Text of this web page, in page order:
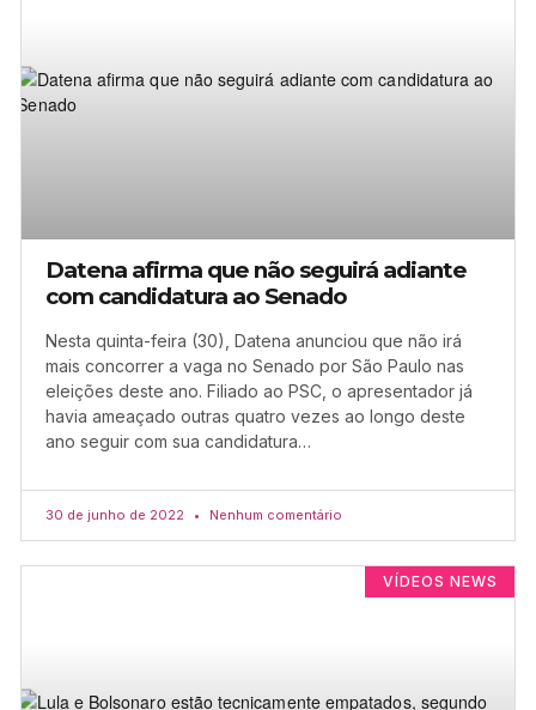
Datena afirma que não seguirá adiante
com candidatura ao Senado
Nesta quinta-feira (30), Datena anunciou que não irá
mais concorrer a vaga no Senado por São Paulo nas
eleições deste ano. Filiado ao PSC, o apresentador já
havia ameaçado outras quatro vezes ao longo deste
ano seguir com sua candidatura…
30 de junho de 2022 Nenhum comentário
VÍDEOS NEWS